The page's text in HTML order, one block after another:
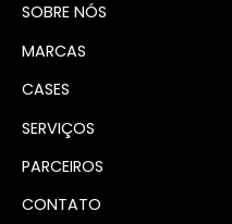
SOBRE NÓS
MARCAS
CASES
SERVIÇOS
PARCEIROS
CONTATO